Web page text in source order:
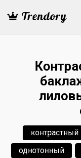
контрастный
однотонный